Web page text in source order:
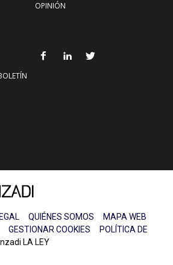
OPINIÓN
QUIÉNES SOMOS
MAPA WEB
GESTIONAR COOKIES
POLÍTICA DE
LA LEY